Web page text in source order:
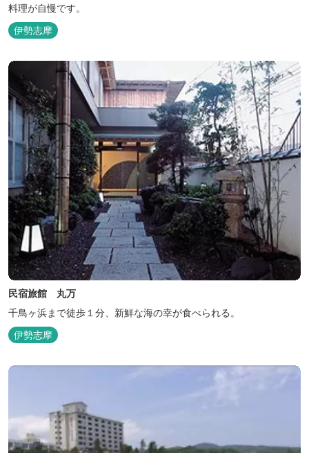
料理が自慢です。
伊勢志摩
民宿旅館 丸万
千鳥ヶ浜まで徒歩１分、新鮮な海の幸が食べられる。
伊勢志摩